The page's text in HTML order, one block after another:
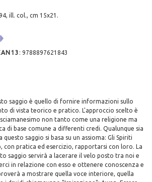
ill. col., cm 15x21.
:9788897621843
saggio è quello di fornire informazioni sullo
di vista teorico e pratico. L'approccio scelto è
non tanto come una religione ma
di base comune a differenti credi. Qualunque sia
questo saggio si basa su un assioma: Gli Spiriti
con pratica ed esercizio, rapportarsi con loro. La
saggio servirà a lacerare il velo posto tra noi e
in relazione con esso e ottenere conoscenza e
a mostrare quella voce interiore, quella